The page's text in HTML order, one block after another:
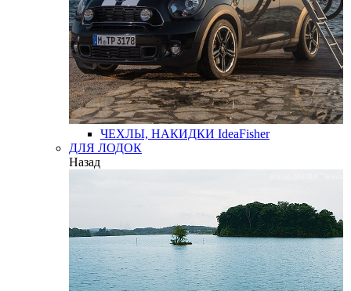
ЧЕХЛЫ, НАКИДКИ IdeaFisher
ДЛЯ ЛОДОК
Назад